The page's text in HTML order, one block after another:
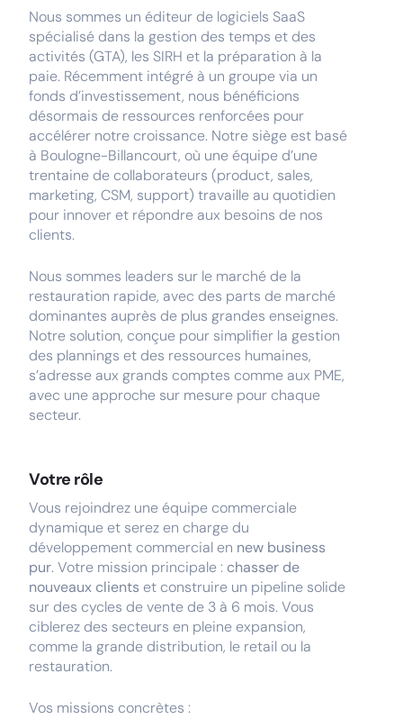
Nous sommes un éditeur de logiciels SaaS
spécialisé dans la gestion des temps et des
activités (GTA), les SIRH et la préparation à la
paie. Récemment intégré à un groupe via un
fonds d’investissement, nous bénéficions
désormais de ressources renforcées pour
accélérer notre croissance. Notre siège est basé
à Boulogne-Billancourt, où une équipe d’une
trentaine de collaborateurs (product, sales,
marketing, CSM, support) travaille au quotidien
pour innover et répondre aux besoins de nos
clients.
Nous sommes leaders sur le marché de la
restauration rapide, avec des parts de marché
dominantes auprès de plus grandes enseignes.
Notre solution, conçue pour simplifier la gestion
des plannings et des ressources humaines,
s’adresse aux grands comptes comme aux PME,
avec une approche sur mesure pour chaque
secteur.
Votre rôle
Vous rejoindrez une équipe commerciale
dynamique et serez en charge du
développement commercial en new business
pur. Votre mission principale : chasser de
nouveaux clients et construire un pipeline solide
sur des cycles de vente de 3 à 6 mois. Vous
ciblerez des secteurs en pleine expansion,
comme la grande distribution, le retail ou la
restauration.
Vos missions concrètes :